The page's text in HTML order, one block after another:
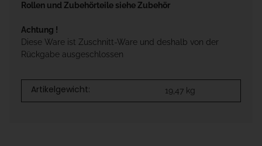
Rollen und Zubehörteile siehe Zubehör
Achtung !
Diese Ware ist Zuschnitt-Ware und deshalb von der
Rückgabe ausgeschlossen
Artikelgewicht: 19,47 kg